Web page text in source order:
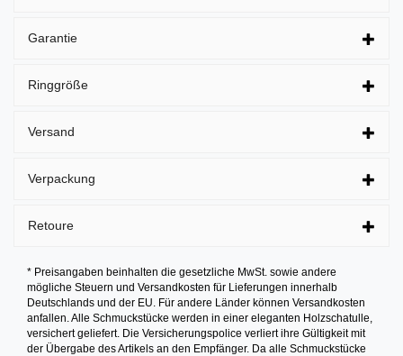
Garantie
Ringgröße
Versand
Verpackung
Retoure
* Preisangaben beinhalten die gesetzliche MwSt. sowie andere
mögliche Steuern und Versandkosten für Lieferungen innerhalb
Deutschlands und der EU. Für andere Länder können Versandkosten
anfallen. Alle Schmuckstücke werden in einer eleganten Holzschatulle,
versichert geliefert. Die Versicherungspolice verliert ihre Gültigkeit mit
der Übergabe des Artikels an den Empfänger. Da alle Schmuckstücke